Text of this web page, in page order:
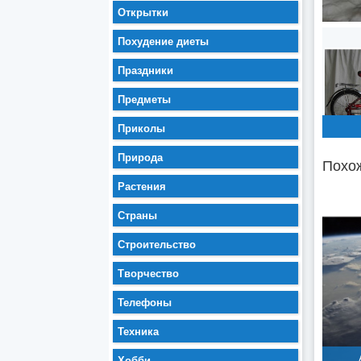
Открытки
Похудение диеты
Праздники
Предметы
Приколы
Природа
Растения
Страны
Строительство
Творчество
Телефоны
Техника